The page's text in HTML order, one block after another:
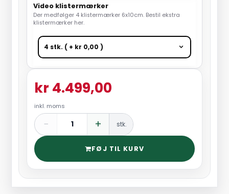
Video klistermærker
Der medfølger 4 klistermærker 6x10cm. Bestil ekstra
klistermærker her.
kr 4.499,00
inkl. moms
− + stk.
FØJ TIL KURV